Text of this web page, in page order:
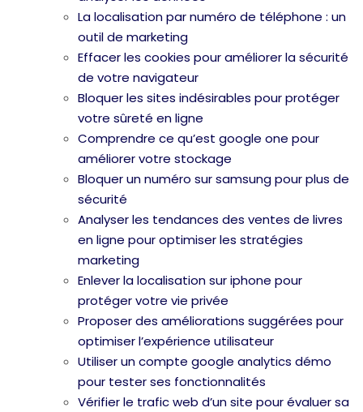
La localisation par numéro de téléphone : un
outil de marketing
Effacer les cookies pour améliorer la sécurité
de votre navigateur
Bloquer les sites indésirables pour protéger
votre sûreté en ligne
Comprendre ce qu’est google one pour
améliorer votre stockage
Bloquer un numéro sur samsung pour plus de
sécurité
Analyser les tendances des ventes de livres
en ligne pour optimiser les stratégies
marketing
Enlever la localisation sur iphone pour
protéger votre vie privée
Proposer des améliorations suggérées pour
optimiser l’expérience utilisateur
Utiliser un compte google analytics démo
pour tester ses fonctionnalités
Vérifier le trafic web d’un site pour évaluer sa